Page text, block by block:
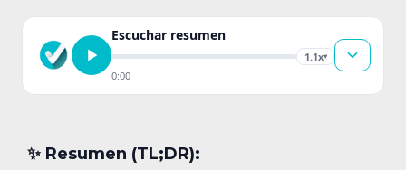
Escuchar resumen
1.1x▾
0:00
✨︎ Resumen (TL;DR):